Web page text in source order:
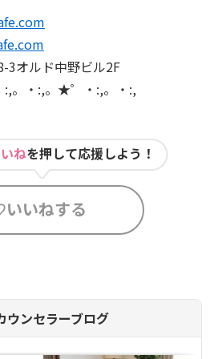
3オルド中野ビル2F
。・:,。★゜・:,。・:,
ねを押して応援しよう！
いいねする
ウンセラーブログ